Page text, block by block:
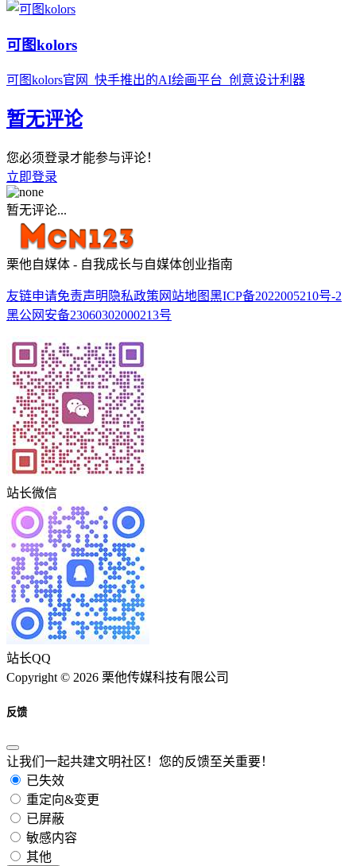
可图kolors
可图kolors官网_快手推出的AI绘画平台_创意设计利器
暂无评论
您必须登录才能参与评论！
立即登录
暂无评论...
栗他自媒体 - 自我成长与自媒体创业指南
友链申请免责声明 隐私政策 网站地图黑ICP备2022005210号-2
黑公网安备23060302000213号
站长微信
站长QQ
Copyright © 2026 栗他传媒科技有限公司
反馈
让我们一起共建文明社区！您的反馈至关重要！
已失效
重定向&变更
已屏蔽
敏感内容
其他